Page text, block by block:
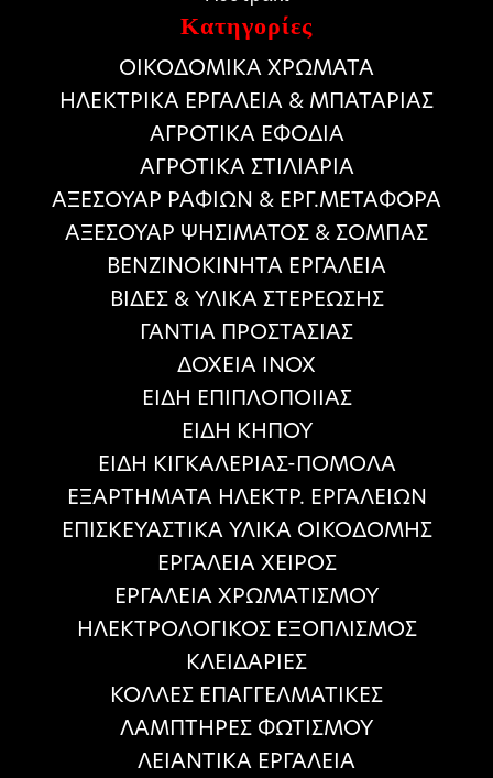
Κατηγορίες
ΟΙΚΟΔΟΜΙΚΑ ΧΡΩΜΑΤΑ
HΛΕΚΤΡΙΚΑ ΕΡΓΑΛΕΙΑ & ΜΠΑΤΑΡΙΑΣ
ΑΓΡΟΤΙΚΑ ΕΦΟΔΙΑ
ΑΓΡΟΤΙΚΑ ΣΤΙΛΙΑΡΙΑ
ΑΞΕΣΟΥΑΡ ΡΑΦΙΩΝ & ΕΡΓ.ΜΕΤΑΦΟΡΑ
ΑΞΕΣΟΥΑΡ ΨΗΣΙΜΑΤΟΣ & ΣΟΜΠΑΣ
ΒΕΝΖΙΝΟΚΙΝΗΤΑ ΕΡΓΑΛΕΙΑ
ΒΙΔΕΣ & ΥΛΙΚΑ ΣΤΕΡΕΩΣΗΣ
ΓΑΝΤΙΑ ΠΡΟΣΤΑΣΙΑΣ
ΔΟΧΕΙΑ ΙΝΟΧ
ΕΙΔΗ ΕΠΙΠΛΟΠΟΙΙΑΣ
ΕΙΔΗ ΚΗΠΟΥ
ΕΙΔΗ ΚΙΓΚΑΛΕΡΙΑΣ-ΠΟΜΟΛΑ
ΕΞΑΡΤΗΜΑΤΑ ΗΛΕΚΤΡ. ΕΡΓΑΛΕΙΩΝ
ΕΠΙΣΚΕΥΑΣΤΙΚΑ ΥΛΙΚΑ ΟΙΚΟΔΟΜΗΣ
ΕΡΓΑΛΕΙΑ ΧΕΙΡΟΣ
ΕΡΓΑΛΕΙΑ ΧΡΩΜΑΤΙΣΜΟΥ
ΗΛΕΚΤΡΟΛΟΓΙΚΟΣ ΕΞΟΠΛΙΣΜΟΣ
ΚΛΕΙΔΑΡΙΕΣ
ΚΟΛΛΕΣ ΕΠΑΓΓΕΛΜΑΤΙΚΕΣ
ΛΑΜΠΤΗΡΕΣ ΦΩΤΙΣΜΟΥ
ΛΕΙΑΝΤΙΚΑ ΕΡΓΑΛΕΙΑ